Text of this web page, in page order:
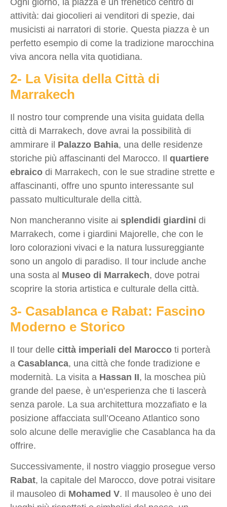
attività: dai giocolieri ai venditori di spezie, dai
musicisti ai narratori di storie. Questa piazza è un
perfetto esempio di come la tradizione marocchina
viva ancora nella vita quotidiana.
2- La Visita della Città di
Marrakech
Il nostro tour comprende una visita guidata della
città di Marrakech, dove avrai la possibilità di
ammirare il Palazzo Bahia, una delle residenze
storiche più affascinanti del Marocco. Il quartiere
ebraico di Marrakech, con le sue stradine strette e
affascinanti, offre uno spunto interessante sul
passato multiculturale della città.
Non mancheranno visite ai splendidi giardini di
Marrakech, come i giardini Majorelle, che con le
loro colorazioni vivaci e la natura lussureggiante
sono un angolo di paradiso. Il tour include anche
una sosta al Museo di Marrakech, dove potrai
scoprire la storia artistica e culturale della città.
3- Casablanca e Rabat: Fascino
Moderno e Storico
Il tour delle città imperiali del Marocco ti porterà
a Casablanca, una città che fonde tradizione e
modernità. La visita a Hassan II, la moschea più
grande del paese, è un’esperienza che ti lascerà
senza parole. La sua architettura mozzafiato e la
posizione affacciata sull’Oceano Atlantico sono
solo alcune delle meraviglie che Casablanca ha da
offrire.
Successivamente, il nostro viaggio prosegue verso
Rabat, la capitale del Marocco, dove potrai visitare
il mausoleo di Mohamed V. Il mausoleo è uno dei